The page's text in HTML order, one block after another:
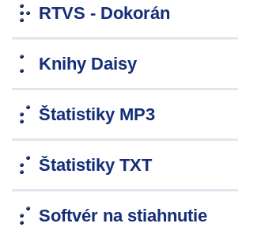
RTVS - Dokorán
Knihy Daisy
Štatistiky MP3
Štatistiky TXT
Softvér na stiahnutie